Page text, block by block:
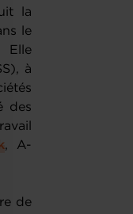
la
le
Elle
à
des
, A-
de